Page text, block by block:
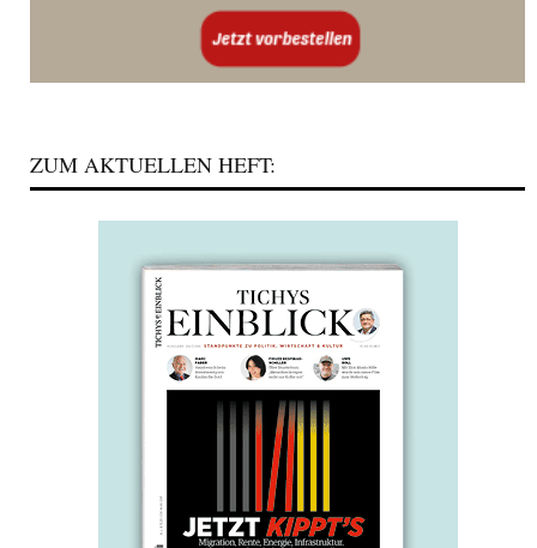
ZUM AKTUELLEN HEFT: